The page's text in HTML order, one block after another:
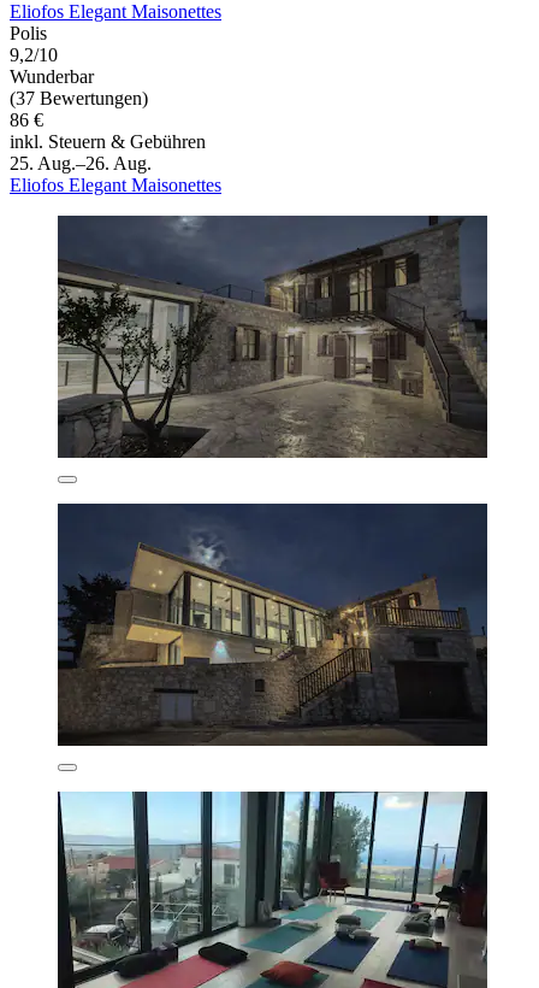
Eliofos Elegant Maisonettes
Polis
9,2/10
Wunderbar
(37 Bewertungen)
86 €
inkl. Steuern & Gebühren
25. Aug.–26. Aug.
Eliofos Elegant Maisonettes